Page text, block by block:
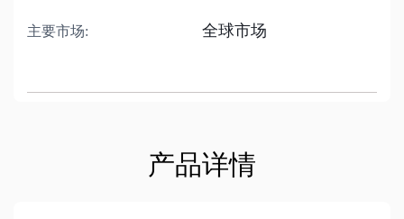
主要市场: 全球市场
产品详情